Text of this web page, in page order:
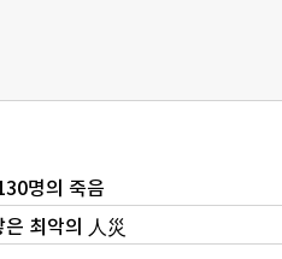
명의 죽음
최악의 人災